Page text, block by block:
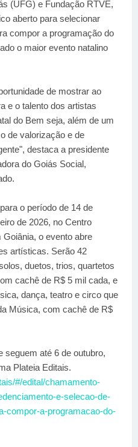
(UFG) e Fundação RTVE,
aberto para selecionar
compor a programação do
o maior evento natalino
de mostrar ao
e o talento dos artistas
do Bem seja, além de um
de valorização e de
destaca a presidente
do Goiás Social,
o período de 14 de
de 2026, no Centro
o evento abre
artísticas. Serão 42
duetos, trios, quartetos
cachê de R$ 5 mil cada, e
dança, teatro e circo que
Música, com cachê de R$
seguem até 6 de outubro,
Plateia Editais.
#/edital/chamamento-
e-selecao-de-
compor-a-programacao-do-